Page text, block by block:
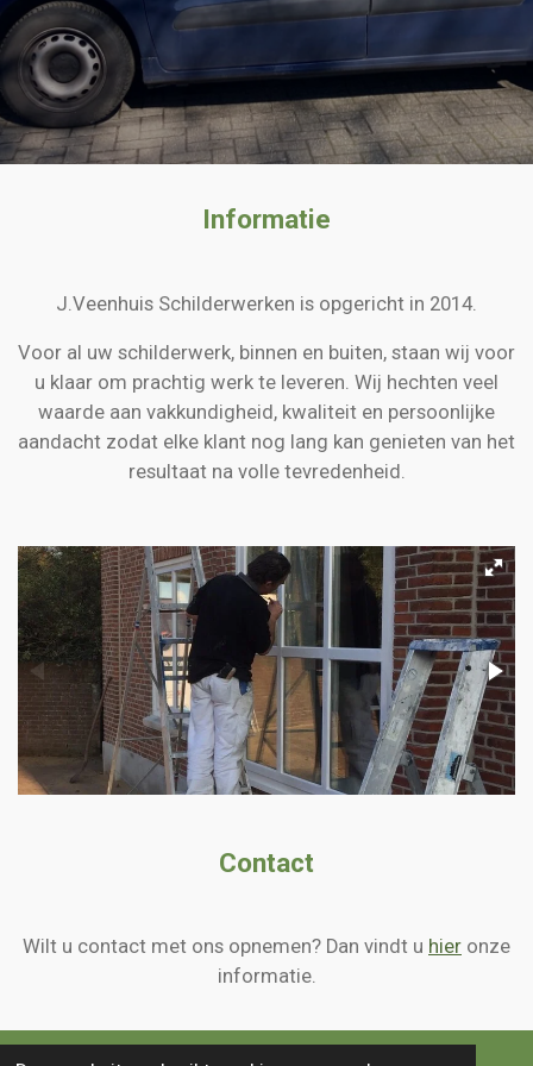
Informatie
J.Veenhuis Schilderwerken is opgericht in 2014.
Voor al uw schilderwerk, binnen en buiten, staan wij voor
u klaar om prachtig werk te leveren. Wij hechten veel
waarde aan vakkundigheid, kwaliteit en persoonlijke
aandacht zodat elke klant nog lang kan genieten van het
resultaat na volle tevredenheid.
Contact
Wilt u contact met ons opnemen? Dan vindt u hier onze
informatie.